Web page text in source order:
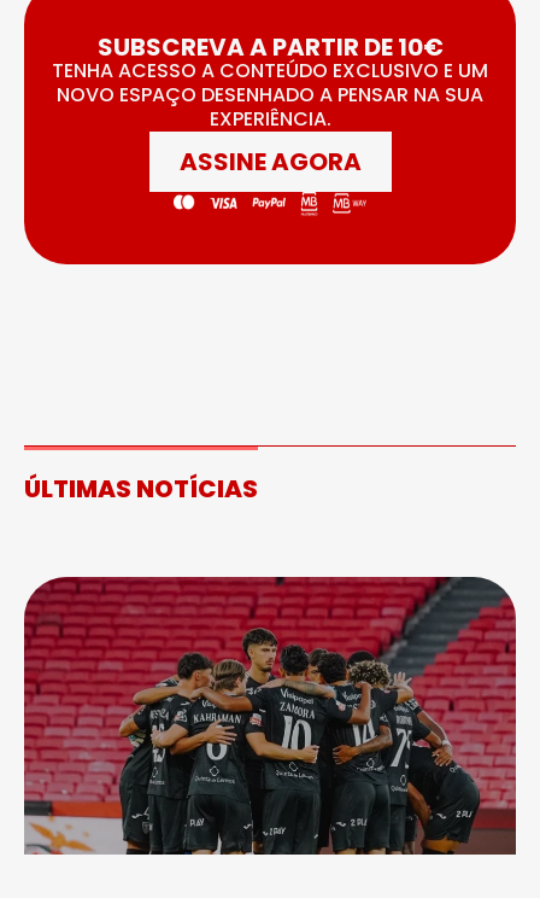
SUBSCREVA A PARTIR DE 10€
TENHA ACESSO A CONTEÚDO EXCLUSIVO E UM
NOVO ESPAÇO DESENHADO A PENSAR NA SUA
EXPERIÊNCIA.
ASSINE AGORA
ÚLTIMAS NOTÍCIAS